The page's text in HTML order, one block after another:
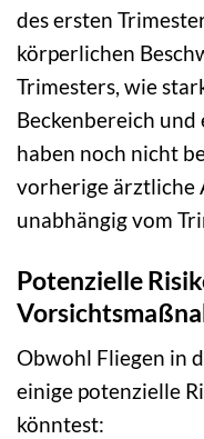
des ersten
körperlichen
Trimesters, wie
Beckenbereich
haben noch nicht
vorherige ärztliche
unabhängig vom
Potenzielle
Obwohl Fliegen in
einige potenzielle
könntest: